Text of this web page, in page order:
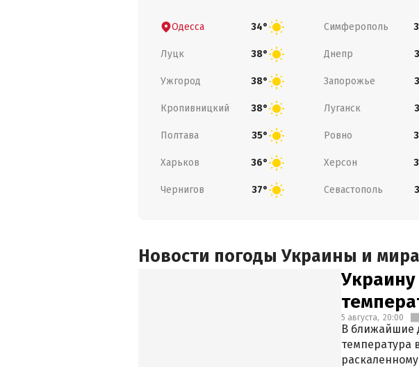
Одесса 34° Симферополь
Луцк 38° Днепр
Ужгород 38° Запорожье
Кропивницкий 38° Луганск
Полтава 35° Ровно
Харьков 36° Херсон
Чернигов 37° Севастополь
Новости погоды Украины и мира
5 августа, 20:00
В ближайшие
температура